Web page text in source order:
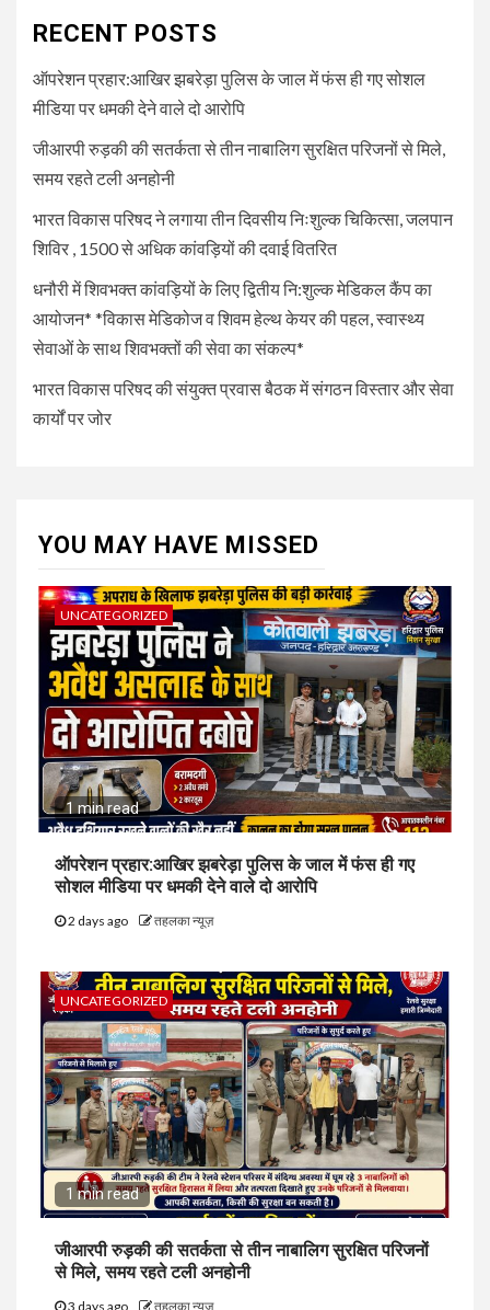
द्वितीय नि:शुल्क मेडिकल कैंप का
हेल्थ केयर की पहल, स्वास्थ्य सेवाओं
के साथ शिवभक्तों की सेवा का संकल्प*
5
बैठक में संगठन विस्तार और सेवा कार्यों
पर जोर
RECENT POSTS
ऑपरेशन प्रहार:आखिर झबरेड़ा पुलिस के जाल में फंस ही गए सोशल
मीडिया पर धमकी देने वाले दो आरोपि
जीआरपी रुड़की की सतर्कता से तीन नाबालिग सुरक्षित परिजनों से मिले,
समय रहते टली अनहोनी
भारत विकास परिषद ने लगाया तीन दिवसीय निःशुल्क चिकित्सा, जलपान
शिविर , 1500 से अधिक कांवड़ियों की दवाई वितरित
धनौरी में शिवभक्त कांवड़ियों के लिए द्वितीय नि:शुल्क मेडिकल कैंप का
आयोजन* *विकास मेडिकोज व शिवम हेल्थ केयर की पहल, स्वास्थ्य
सेवाओं के साथ शिवभक्तों की सेवा का संकल्प*
भारत विकास परिषद की संयुक्त प्रवास बैठक में संगठन विस्तार और सेवा
कार्यों पर जोर
YOU MAY HAVE MISSED
UNCATEGORIZED
1 min read
ऑपरेशन प्रहार:आखिर झबरेड़ा पुलिस के जाल में फंस ही गए
सोशल मीडिया पर धमकी देने वाले दो आरोपि
2 days ago तहलका न्यूज़
UNCATEGORIZED
1 min read
जीआरपी रुड़की की सतर्कता से तीन नाबालिग सुरक्षित परिजनों
से मिले, समय रहते टली अनहोनी
3 days ago तहलका न्यूज़